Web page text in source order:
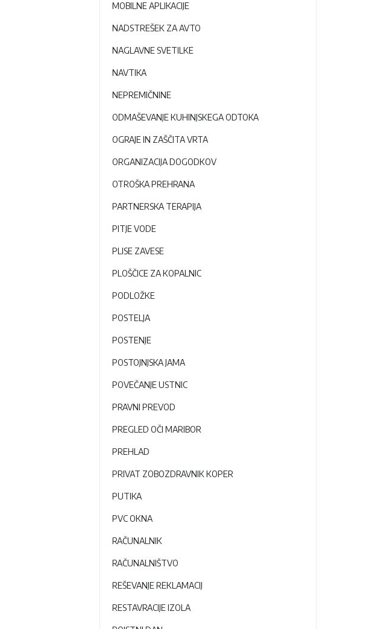
MOBILNE APLIKACIJE
NADSTREŠEK ZA AVTO
NAGLAVNE SVETILKE
NAVTIKA
NEPREMIČNINE
ODMAŠEVANJE KUHINJSKEGA ODTOKA
OGRAJE IN ZAŠČITA VRTA
ORGANIZACIJA DOGODKOV
OTROŠKA PREHRANA
PARTNERSKA TERAPIJA
PITJE VODE
PLISE ZAVESE
PLOŠČICE ZA KOPALNIC
PODLOŽKE
POSTELJA
POSTENJE
POSTOJNJSKA JAMA
POVEČANJE USTNIC
PRAVNI PREVOD
PREGLED OČI MARIBOR
PREHLAD
PRIVAT ZOBOZDRAVNIK KOPER
PUTIKA
PVC OKNA
RAČUNALNIK
RAČUNALNIŠTVO
REŠEVANJE REKLAMACIJ
RESTAVRACIJE IZOLA